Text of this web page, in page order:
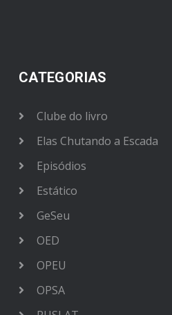
CATEGORIAS
Clube do livro
Elas Chutando a Escada
Episódios
Estático
GeSeu
OED
OPEU
OPSA